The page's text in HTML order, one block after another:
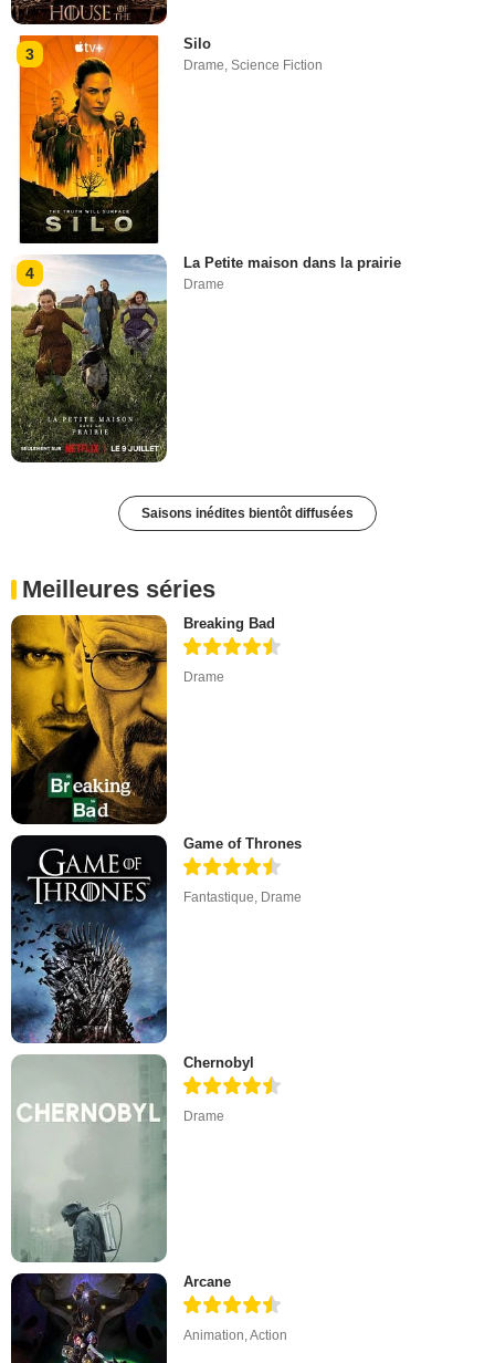
3
Silo
Drame,Science Fiction
4
La Petite maison dans la prairie
Drame
Saisons inédites bientôt diffusées
Meilleures séries
Breaking Bad
Drame
Game of Thrones
Fantastique Drame
Chernobyl
Drame
Arcane
Animation,Action